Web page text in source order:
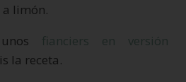
limón.
fianciers en versión
la receta.